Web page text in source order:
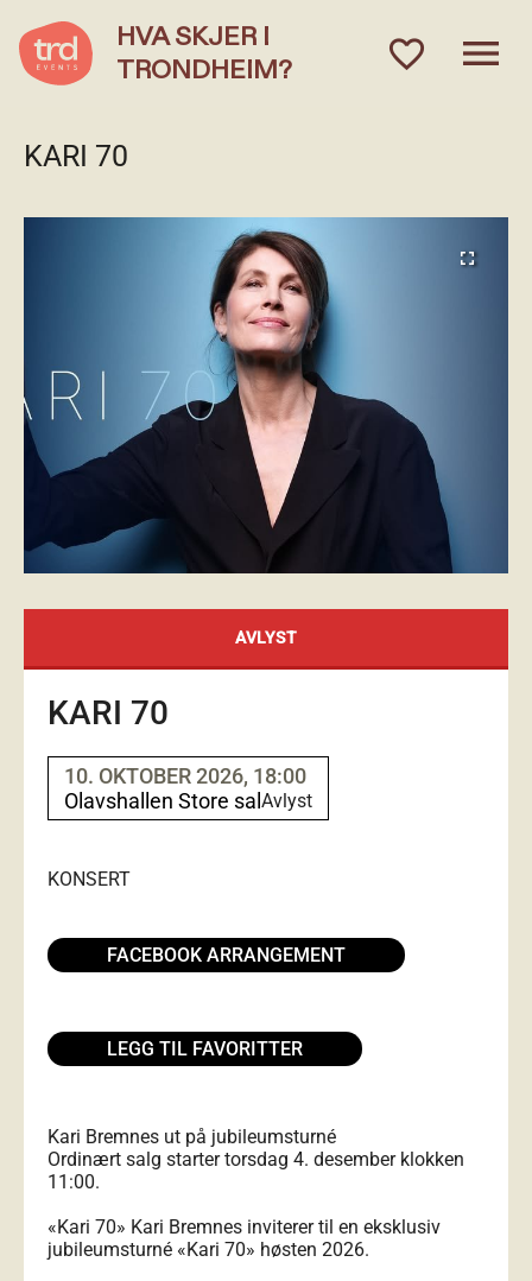
HVA SKJER I
TRONDHEIM?
favorite_outlinedmenu
KARI 70
fullscreen
AVLYST
KARI 70
10. OKTOBER 2026, 18:00
Olavshallen Store salAvlyst
KONSERT
FACEBOOK ARRANGEMENT
LEGG TIL FAVORITTER
Kari Bremnes ut på jubileumsturné
Ordinært salg starter torsdag 4. desember klokken
11:00.
«Kari 70» Kari Bremnes inviterer til en eksklusiv
jubileumsturné «Kari 70» høsten 2026.